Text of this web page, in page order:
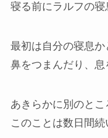
寝る前にラルフの寝
最初は自分の寝息か
鼻をつまんだり、息
あきらかに別のとこ
このことは数日間続